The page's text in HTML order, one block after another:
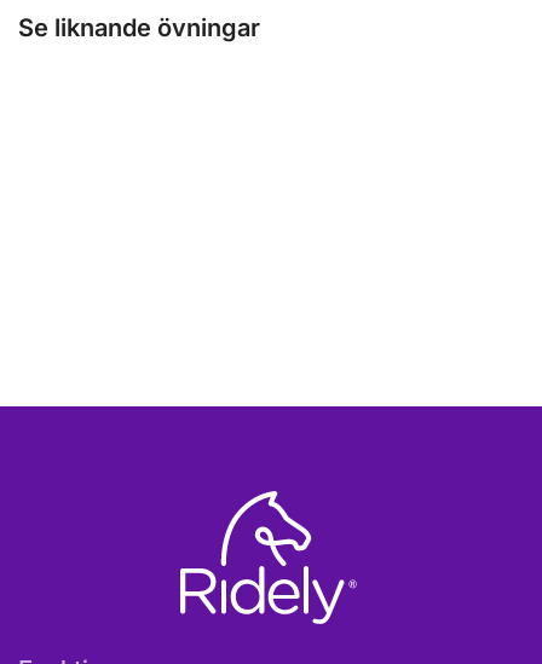
Se liknande övningar